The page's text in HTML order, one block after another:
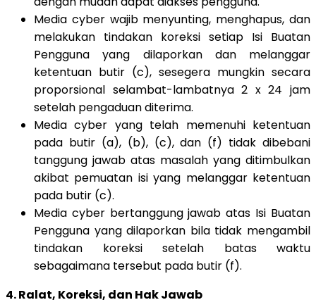
Media cyber wajib menyunting, menghapus, dan
melakukan tindakan koreksi setiap Isi Buatan
Pengguna yang dilaporkan dan melanggar
ketentuan butir (c), sesegera mungkin secara
proporsional selambat-lambatnya 2 x 24 jam
setelah pengaduan diterima.
Media cyber yang telah memenuhi ketentuan
pada butir (a), (b), (c), dan (f) tidak dibebani
tanggung jawab atas masalah yang ditimbulkan
akibat pemuatan isi yang melanggar ketentuan
pada butir (c).
Media cyber bertanggung jawab atas Isi Buatan
Pengguna yang dilaporkan bila tidak mengambil
tindakan koreksi setelah batas waktu
sebagaimana tersebut pada butir (f).
4. Ralat, Koreksi, dan Hak Jawab